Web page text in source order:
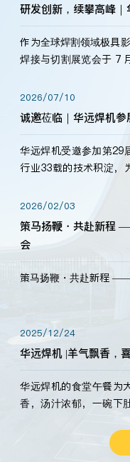
研发创新，续攀高峰
作为全球焊割领域极具
焊接与切割展览会于 7
标准，持之以恒研发新
海内外客户为目睹公司
2026/07/10
诚邀莅临｜华远焊机
华远焊机受邀参加第29
行业33载的技术积淀，
2026/02/03
策马扬鞭・共赴新程
会
策马扬鞭・共赴新程
2025/12/24
华远焊机 |羊气飘香，
华远焊机的食堂午餐为
香，汤汁浓郁，一碗下